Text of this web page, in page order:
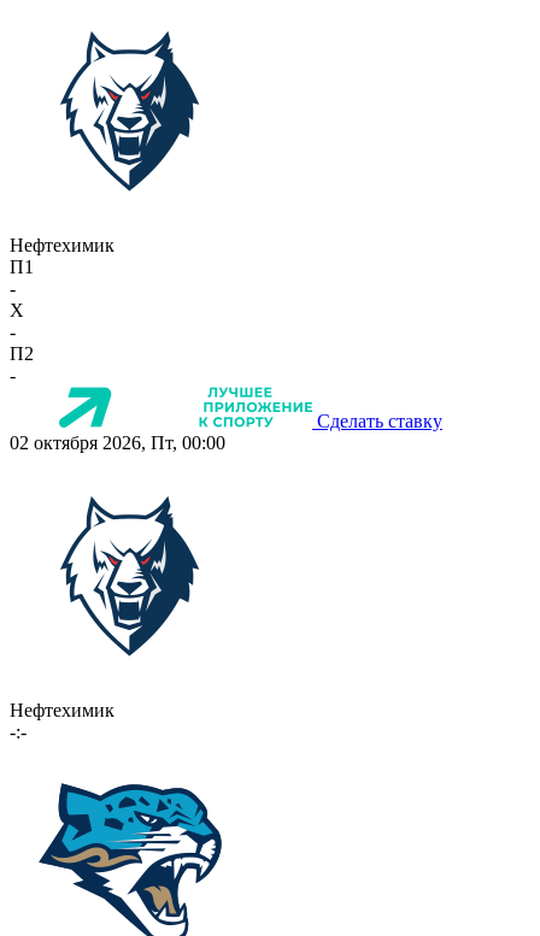
Нефтехимик
П1
-
X
-
П2
-
Сделать ставку
02 октября 2026, Пт, 00:00
Нефтехимик
-:-